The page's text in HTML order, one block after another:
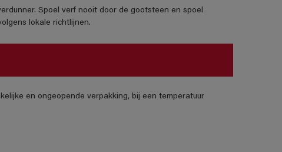
Spoel verf nooit door de gootsteen en spoel
lokale richtlijnen.
en ongeopende verpakking, bij een temperatuur